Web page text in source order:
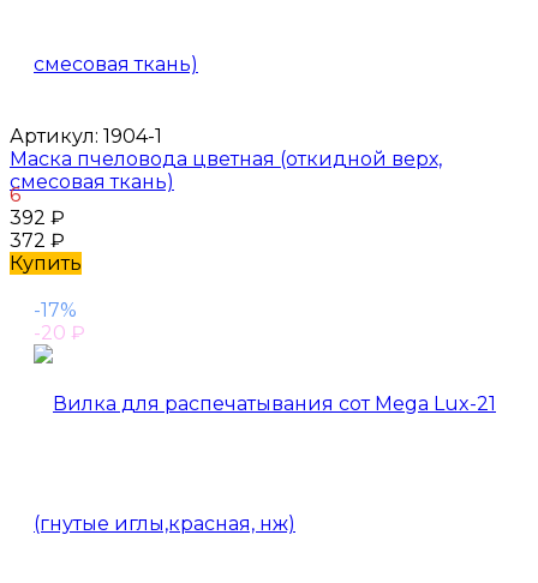
Артикул: 1904-1
Маска пчеловода цветная (откидной верх,
смесовая ткань)
6
392 ₽
372 ₽
Купить
-17%
-20 ₽